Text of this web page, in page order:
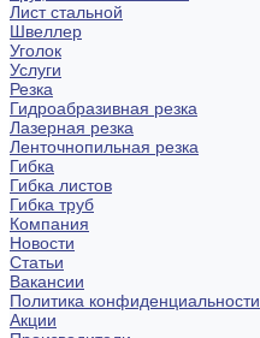
Лист стальной
Швеллер
Уголок
Услуги
Резка
Гидроабразивная резка
Лазерная резка
Ленточнопильная резка
Гибка
Гибка листов
Гибка труб
Компания
Новости
Статьи
Вакансии
Политика конфиденциальности
Акции